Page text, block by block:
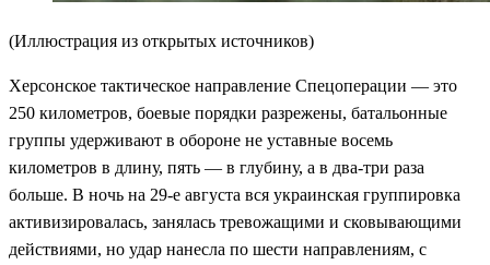
(Иллюстрация из открытых источников)
Херсонское тактическое направление Спецоперации — это
250 километров, боевые порядки разрежены, батальонные
группы удерживают в обороне не уставные восемь
километров в длину, пять — в глубину, а в два-три раза
больше. В ночь на 29-е августа вся украинская группировка
активизировалась, занялась тревожащими и сковывающими
действиями, но удар нанесла по шести направлениям, с